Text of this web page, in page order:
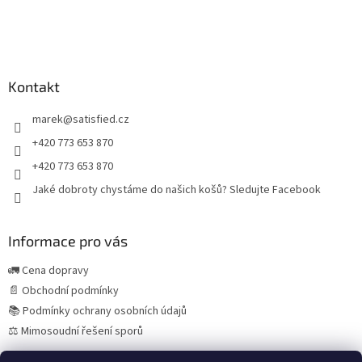
Kontakt
marek@satisfied.cz
+420 773 653 870
+420 773 653 870
Jaké dobroty chystáme do našich košů? Sledujte Facebook
Informace pro vás
🚛 Cena dopravy
📄 Obchodní podmínky
📚 Podmínky ochrany osobních údajů
⚖️ Mimosoudní řešení sporů